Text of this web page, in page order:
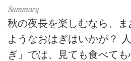
秋の夜長を楽しむなら、
ようなおはぎはいかが？
ぎ」では、見ても食べて